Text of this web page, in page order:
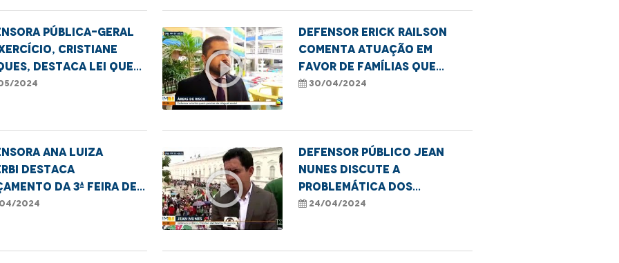
Pública-Geral
Cristiane
destaca lei que
a notificação de
2024 play_circle_outline
Defensor Erick Railson
comenta atuação em
favor de famílias que
residem em áreas de risco
30/04/2024
Ana Luiza
destaca
da 3ª Feira de
2024 play_circle_outline
Defensor Público Jean
Nunes discute a
problemática dos
conflitos fundiários no
24/04/2024